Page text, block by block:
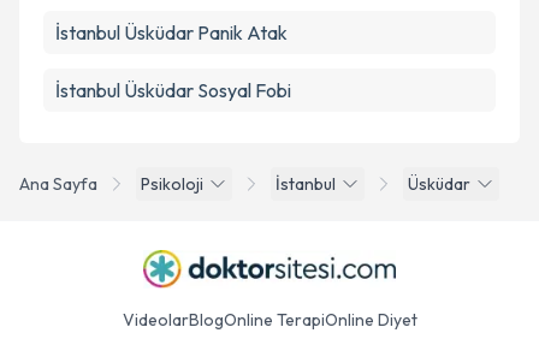
Ana Sayfa Psikoloji İstanbul Üsküdar
İstanbul Üsküdar Panik Atak
İstanbul Üsküdar Sosyal Fobi
VideolarBlogOnline TerapiOnline Diyet